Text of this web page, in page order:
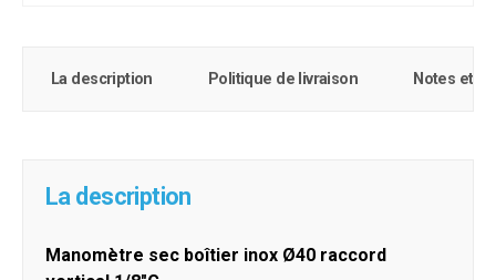
La description Politique de livraison Notes et
La description
Manomètre sec boîtier inox Ø40 raccord